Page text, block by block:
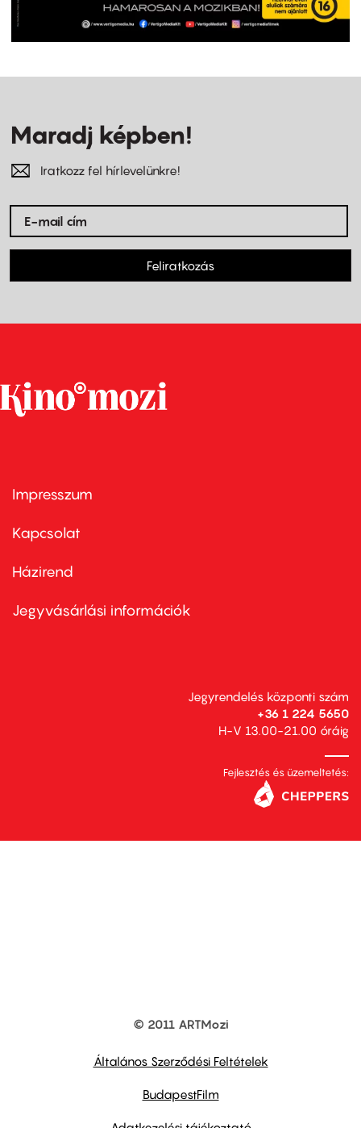
Maradj képben!
Iratkozz fel hírlevelünkre!
Feliratkozás
Footer
first
Impresszum
Kapcsolat
Footer
second
Házirend
Jegyvásárlási információk
Jegyrendelés központi szám
+36 1 224 5650
H-V 13.00-21.00 óráig
Fejlesztés és üzemeltetés:
© 2011 ARTMozi
Általános Szerződési Feltételek
BudapestFilm